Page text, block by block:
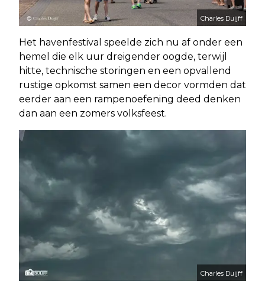
Charles Duijff
Het havenfestival speelde zich nu af onder een
hemel die elk uur dreigender oogde, terwijl
hitte, technische storingen en een opvallend
rustige opkomst samen een decor vormden dat
eerder aan een rampenoefening deed denken
dan aan een zomers volksfeest.
Charles Duijff